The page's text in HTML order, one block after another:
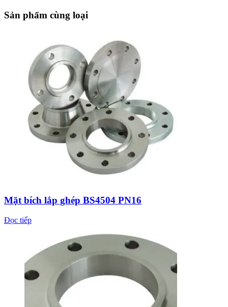
Sản phẩm cùng loại
Mặt bích lắp ghép BS4504 PN16
Đọc tiếp